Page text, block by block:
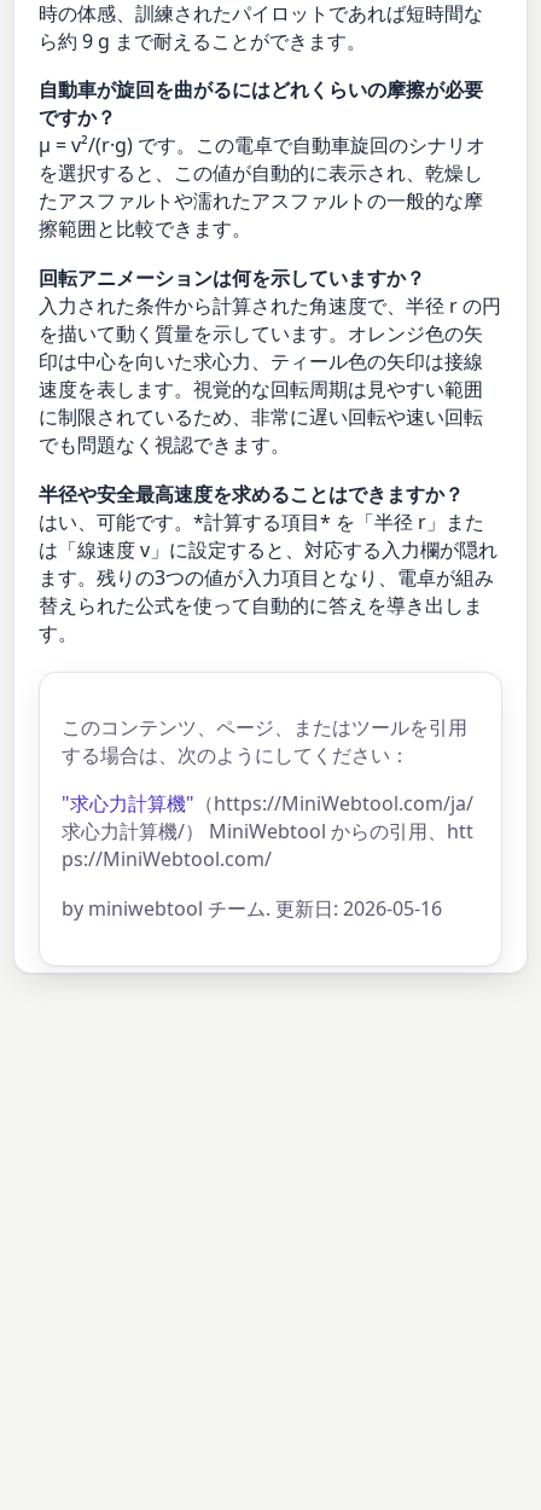
時の体感、訓練されたパイロットであれば短時間な
ら約 9 g まで耐えることができます。
自動車が旋回を曲がるにはどれくらいの摩擦が必要
ですか？
μ = v²/(r·g) です。この電卓で自動車旋回のシナリオ
を選択すると、この値が自動的に表示され、乾燥し
たアスファルトや濡れたアスファルトの一般的な摩
擦範囲と比較できます。
回転アニメーションは何を示していますか？
入力された条件から計算された角速度で、半径 r の円
を描いて動く質量を示しています。オレンジ色の矢
印は中心を向いた求心力、ティール色の矢印は接線
速度を表します。視覚的な回転周期は見やすい範囲
に制限されているため、非常に遅い回転や速い回転
でも問題なく視認できます。
半径や安全最高速度を求めることはできますか？
はい、可能です。*計算する項目* を「半径 r」また
は「線速度 v」に設定すると、対応する入力欄が隠れ
ます。残りの3つの値が入力項目となり、電卓が組み
替えられた公式を使って自動的に答えを導き出しま
す。
このコンテンツ、ページ、またはツールを引用
する場合は、次のようにしてください：
"求心力計算機" （https://MiniWebtool.com/ja/
求心力計算機/） MiniWebtool からの引用、htt
ps://MiniWebtool.com/
by miniwebtool チーム. 更新日: 2026-05-16